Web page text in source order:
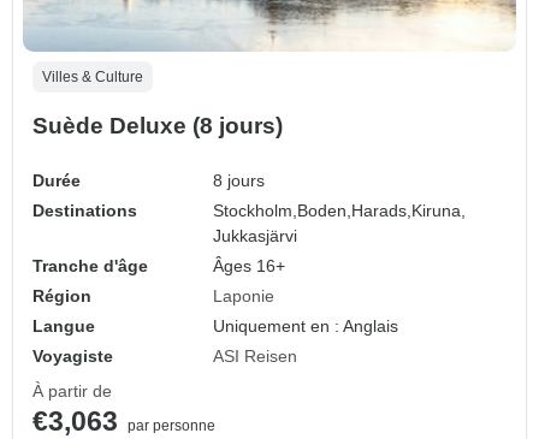
Villes & Culture
Suède Deluxe (8 jours)
Durée
8 jours
Destinations
Stockholm,Boden,Harads,Kiruna,
Jukkasjärvi
Tranche d'âge
Âges 16+
Région
Laponie
Langue
Uniquement en : Anglais
Voyagiste
ASI Reisen
À partir de
€3,063
par personne